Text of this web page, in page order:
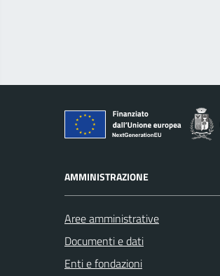
AMMINISTRAZIONE
Aree amministrative
Documenti e dati
Enti e fondazioni